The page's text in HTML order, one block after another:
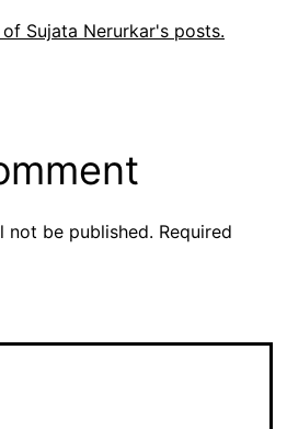
Sujata Nerurkar's posts.
not be published. Required